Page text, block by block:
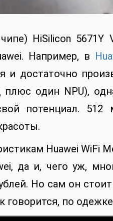
HiSilicon 5671Y
Например, в
и достаточно
один NPU),
потенциал. 512
Huawei WiFi
да и, чего уж,
Но сам он
говорится, по